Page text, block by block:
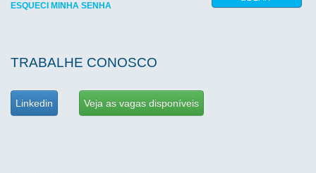
ESQUECI MINHA SENHA
TRABALHE CONOSCO
Linkedin Veja as vagas disponíveis